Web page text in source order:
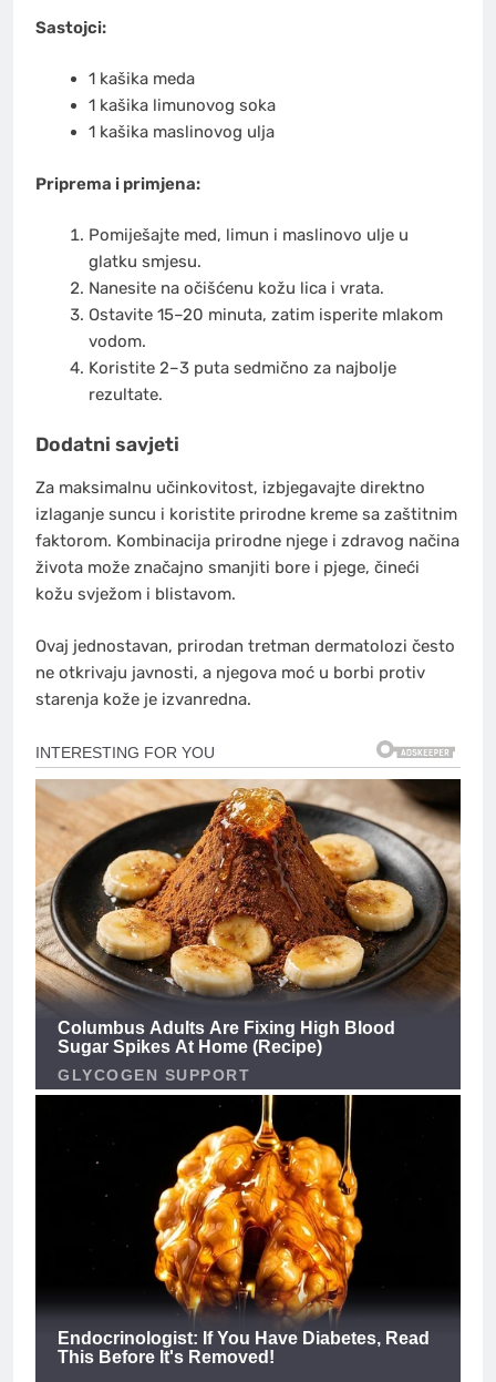
Sastojci:
1 kašika meda
1 kašika limunovog soka
1 kašika maslinovog ulja
Priprema i primjena:
Pomiješajte med, limun i maslinovo ulje u
glatku smjesu.
Nanesite na očišćenu kožu lica i vrata.
Ostavite 15–20 minuta, zatim isperite mlakom
vodom.
Koristite 2–3 puta sedmično za najbolje
rezultate.
Dodatni savjeti
Za maksimalnu učinkovitost, izbjegavajte direktno
izlaganje suncu i koristite prirodne kreme sa zaštitnim
faktorom. Kombinacija prirodne njege i zdravog načina
života može značajno smanjiti bore i pjege, čineći
kožu svježom i blistavom.
Ovaj jednostavan, prirodan tretman dermatolozi često
ne otkrivaju javnosti, a njegova moć u borbi protiv
starenja kože je izvanredna.